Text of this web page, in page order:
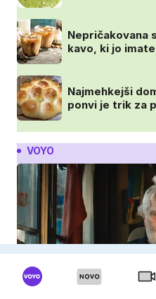
Nepričakovana
kavo, ki jo
Najmehkejši
ponvi je trik za
VOYO